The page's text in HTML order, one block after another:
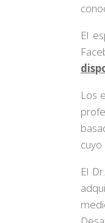
El
Los
El